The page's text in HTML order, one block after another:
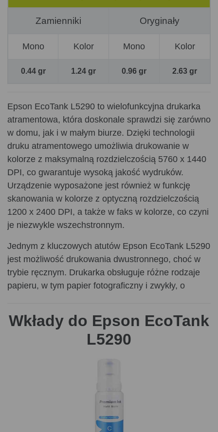
Zamienniki Oryginały
Mono Kolor Mono Kolor
0.44 gr 1.24 gr 0.96 gr 2.63 gr
Epson EcoTank L5290 to wielofunkcyjna drukarka
atramentowa, która doskonale sprawdzi się zarówno
w domu, jak i w małym biurze. Dzięki technologii
druku atramentowego umożliwia drukowanie w
kolorze z maksymalną rozdzielczością 5760 x 1440
DPI, co gwarantuje wysoką jakość wydruków.
Urządzenie wyposażone jest również w funkcję
skanowania w kolorze z optyczną rozdzielczością
1200 x 2400 DPI, a także w faks w kolorze, co czyni
je niezwykle wszechstronnym.
Jednym z kluczowych atutów Epson EcoTank L5290
jest możliwość drukowania dwustronnego, choć w
trybie ręcznym. Drukarka obsługuje różne rodzaje
papieru, w tym papier fotograficzny i zwykły, o
podajnik dokumentów na 30 arkuszy oraz tylny
podajnik papieru na 100 arkuszy, co zapewnia dużą
Drukarka Epson EcoTank L5290 oferuje szerokie
sieć LAN, co umożliwia łatwe zintegrowanie z
Wkłady do Epson EcoTank
L5290